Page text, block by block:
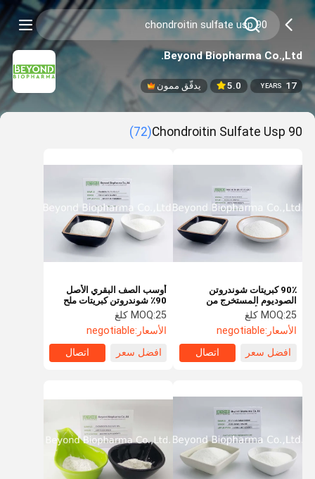
Beyond Biopharma Co.,Ltd.
17
YEARS
5.0 يدقّق ممون
90 Chondroitin Sulfate Usp
(72)
أوسب الصف البقري الأصل
90٪ شوندروتن كبريتات ملح
الصوديوم
MOQ:25 كلغ
الأسعار:negotiable
افضل سعر
اتصال
90٪ كبريتات شوندروتن
الصوديوم المستخرج من
غضاريف الأبقار
MOQ:25 كلغ
الأسعار:negotiable
افضل سعر
اتصال